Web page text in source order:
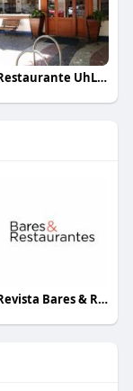
Restaurante UhLalá
Revista Bares & Restaurantes